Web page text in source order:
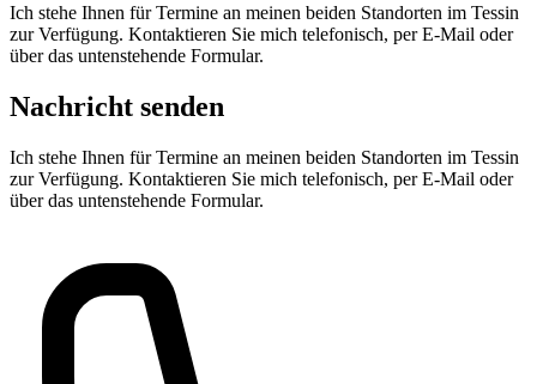
Ich stehe Ihnen für Termine an meinen beiden Standorten im Tessin
zur Verfügung. Kontaktieren Sie mich telefonisch, per E‑Mail oder
über das untenstehende Formular.
Nachricht senden
Ich stehe Ihnen für Termine an meinen beiden Standorten im Tessin
zur Verfügung. Kontaktieren Sie mich telefonisch, per E‑Mail oder
über das untenstehende Formular.